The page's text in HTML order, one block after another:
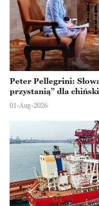
Peter Pellegrini:
przystanią” dla
Europejskiej
01-Aug-2026